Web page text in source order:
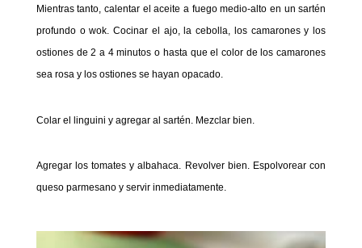
Mientras tanto, calentar el aceite a fuego medio-alto en un sartén
profundo o wok. Cocinar el ajo, la cebolla, los camarones y los
ostiones de 2 a 4 minutos o hasta que el color de los camarones
sea rosa y los ostiones se hayan opacado.
Colar el linguini y agregar al sartén. Mezclar bien.
Agregar los tomates y albahaca. Revolver bien. Espolvorear con
queso parmesano y servir inmediatamente.